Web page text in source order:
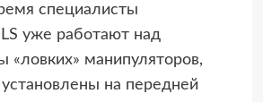
специалисты
уже работают над
«ловких» манипуляторов,
на передней